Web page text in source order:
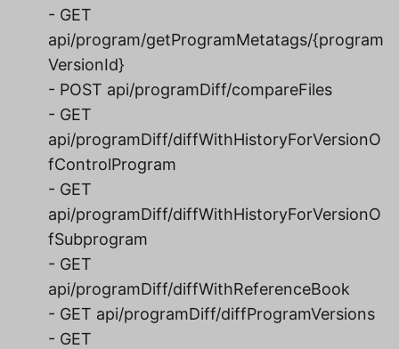
- GET
api/program/getProgramMetatags/{program
VersionId}
- POST api/programDiff/compareFiles
- GET
api/programDiff/diffWithHistoryForVersionO
fControlProgram
- GET
api/programDiff/diffWithHistoryForVersionO
fSubprogram
- GET
api/programDiff/diffWithReferenceBook
- GET api/programDiff/diffProgramVersions
- GET